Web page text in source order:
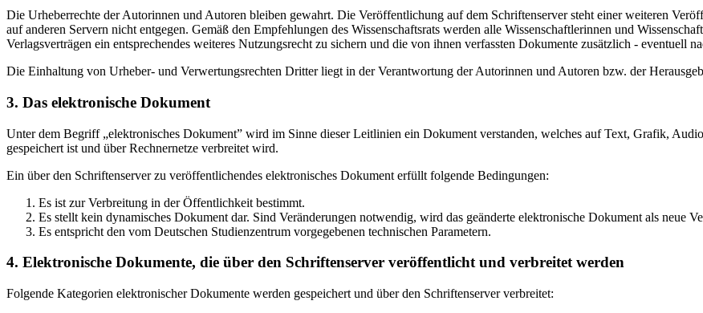
Die Urheberrechte der Autorinnen und Autoren bleiben gewahrt. Die Veröffentlichung auf dem Schriftenserver steht einer weiteren
auf anderen Servern nicht entgegen. Gemäß den Empfehlungen des Wissenschaftsrats werden alle Wissenschaftlerinnen und
Verlagsverträgen ein entsprechendes weiteres Nutzungsrecht zu sichern und die von ihnen verfassten Dokumente zusätzlich - eventuell
Die Einhaltung von Urheber- und Verwertungsrechten Dritter liegt in der Verantwortung der Autorinnen und Autoren bzw. der
3. Das elektronische Dokument
Unter dem Begriff „elektronisches Dokument” wird im Sinne dieser Leitlinien ein Dokument verstanden, welches auf Text, Grafik,
gespeichert ist und über Rechnernetze verbreitet wird.
Ein über den Schriftenserver zu veröffentlichendes elektronisches Dokument erfüllt folgende Bedingungen:
Es ist zur Verbreitung in der Öffentlichkeit bestimmt.
Es stellt kein dynamisches Dokument dar. Sind Veränderungen notwendig, wird das geänderte elektronische Dokument als neue
Es entspricht den vom Deutschen Studienzentrum vorgegebenen technischen Parametern.
4. Elektronische Dokumente, die über den Schriftenserver veröffentlicht und verbreitet werden
Folgende Kategorien elektronischer Dokumente werden gespeichert und über den Schriftenserver verbreitet: